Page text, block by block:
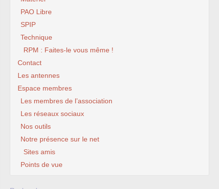
PAO Libre
SPIP
Technique
RPM : Faites-le vous même !
Contact
Les antennes
Espace membres
Les membres de l’association
Les réseaux sociaux
Nos outils
Notre présence sur le net
Sites amis
Points de vue